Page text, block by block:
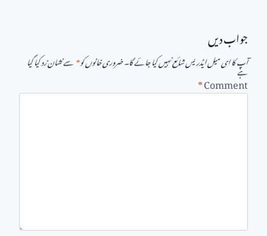
جواب دیں
آپ کا ای میل ایڈریس شائع نہیں کیا جائے گا۔ضروری خانوں کو*سے نشان زد کیا گیا ہے
Comment
*